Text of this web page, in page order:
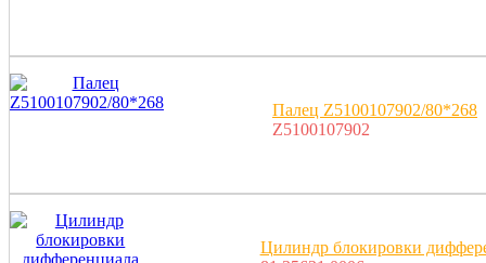
Палец Z5100107902/80*268
Z5100107902
Цилиндр блокировки